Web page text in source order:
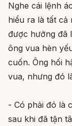
Nghe cái lệnh
hiểu ra là tất cả
được hưởng đã
ông vua hèn
cuốn. Ông hối
vua, nhưng đó
- Có phải đó là
sau khi đã tận